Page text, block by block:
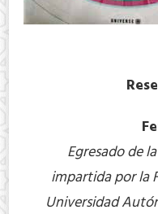
Egresado de
impartida por la
Universidad